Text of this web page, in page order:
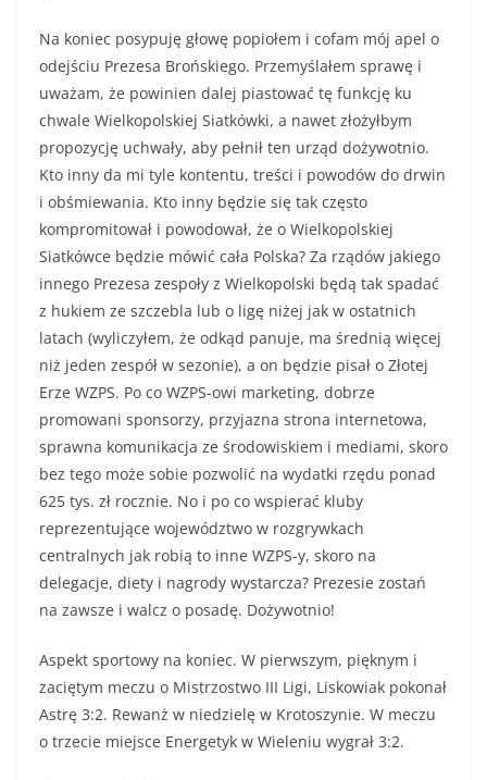
Na koniec posypuję głowę popiołem i cofam mój apel o
odejściu Prezesa Brońskiego. Przemyślałem sprawę i
uważam, że powinien dalej piastować tę funkcję ku
chwale Wielkopolskiej Siatkówki, a nawet złożyłbym
propozycję uchwały, aby pełnił ten urząd dożywotnio.
Kto inny da mi tyle kontentu, treści i powodów do drwin
i obśmiewania. Kto inny będzie się tak często
kompromitował i powodował, że o Wielkopolskiej
Siatkówce będzie mówić cała Polska? Za rządów jakiego
innego Prezesa zespoły z Wielkopolski będą tak spadać
z hukiem ze szczebla lub o ligę niżej jak w ostatnich
latach (wyliczyłem, że odkąd panuje, ma średnią więcej
niż jeden zespół w sezonie), a on będzie pisał o Złotej
Erze WZPS. Po co WZPS-owi marketing, dobrze
promowani sponsorzy, przyjazna strona internetowa,
sprawna komunikacja ze środowiskiem i mediami, skoro
bez tego może sobie pozwolić na wydatki rzędu ponad
625 tys. zł rocznie. No i po co wspierać kluby
reprezentujące województwo w rozgrywkach
centralnych jak robią to inne WZPS-y, skoro na
delegacje, diety i nagrody wystarcza? Prezesie zostań
na zawsze i walcz o posadę. Dożywotnio!
Aspekt sportowy na koniec. W pierwszym, pięknym i
zaciętym meczu o Mistrzostwo III Ligi, Liskowiak pokonał
Astrę 3:2. Rewanż w niedzielę w Krotoszynie. W meczu
o trzecie miejsce Energetyk w Wieleniu wygrał 3:2.